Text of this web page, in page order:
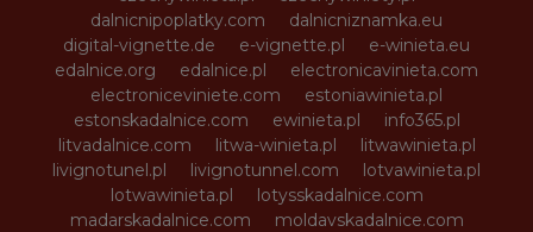
dalnicnipoplatky.com
dalnicniznamka.eu
digital-vignette.de
e-vignette.pl
e-winieta.eu
edalnice.org
edalnice.pl
electronicavinieta.com
electroniceviniete.com
estoniawinieta.pl
estonskadalnice.com
ewinieta.pl
info365.pl
litvadalnice.com
litwa-winieta.pl
litwawinieta.pl
livignotunel.pl
livignotunnel.com
lotvawinieta.pl
lotwawinieta.pl
lotysskadalnice.com
madarskadalnice.com
moldavskadalnice.com